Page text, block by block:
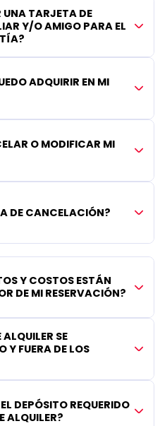
UNA TARJETA DE
Y/O AMIGO PARA EL
ADQUIRIR EN MI
O MODIFICAR MI
DE CANCELACIÓN?
Y COSTOS ESTÁN
DE MI RESERVACIÓN?
SE
Y FUERA DE LOS
DEPÓSITO REQUERIDO
ALQUILER?